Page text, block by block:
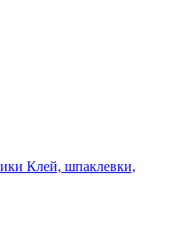
Клей, шпаклевки,